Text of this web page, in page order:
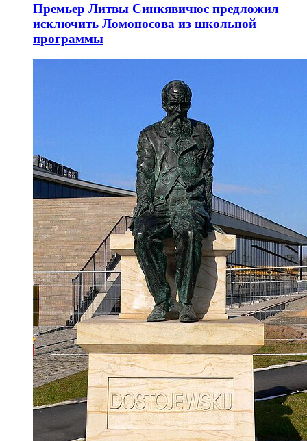
Премьер Литвы Синкявичюс предложил
исключить Ломоносова из школьной
программы